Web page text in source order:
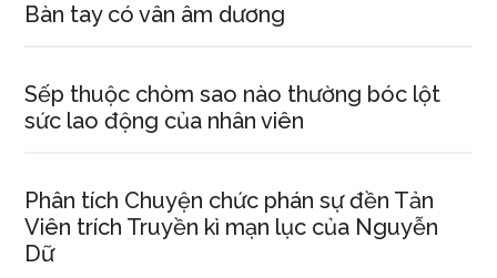
Bàn tay có vân âm dương
Sếp thuộc chòm sao nào thường bóc lột
sức lao động của nhân viên
Phân tích Chuyện chức phán sự đền Tản
Viên trích Truyền kì mạn lục của Nguyễn
Dữ